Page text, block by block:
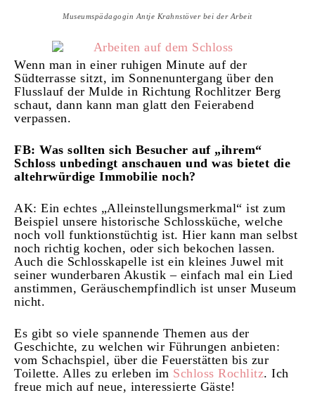
Museumspädagogin Antje Krahnstöver bei der Arbeit
Wenn man in einer ruhigen Minute auf der
Südterrasse sitzt, im Sonnenuntergang über den
Flusslauf der Mulde in Richtung Rochlitzer Berg
schaut, dann kann man glatt den Feierabend
verpassen.
FB: Was sollten sich Besucher auf „ihrem“
Schloss unbedingt anschauen und was bietet die
altehrwürdige Immobilie noch?
AK: Ein echtes „Alleinstellungsmerkmal“ ist zum
Beispiel unsere historische Schlossküche, welche
noch voll funktionstüchtig ist. Hier kann man selbst
noch richtig kochen, oder sich bekochen lassen.
Auch die Schlosskapelle ist ein kleines Juwel mit
seiner wunderbaren Akustik – einfach mal ein Lied
anstimmen, Geräuschempfindlich ist unser Museum
nicht.
Es gibt so viele spannende Themen aus der
Geschichte, zu welchen wir Führungen anbieten:
vom Schachspiel, über die Feuerstätten bis zur
Toilette. Alles zu erleben im Schloss Rochlitz. Ich
freue mich auf neue, interessierte Gäste!